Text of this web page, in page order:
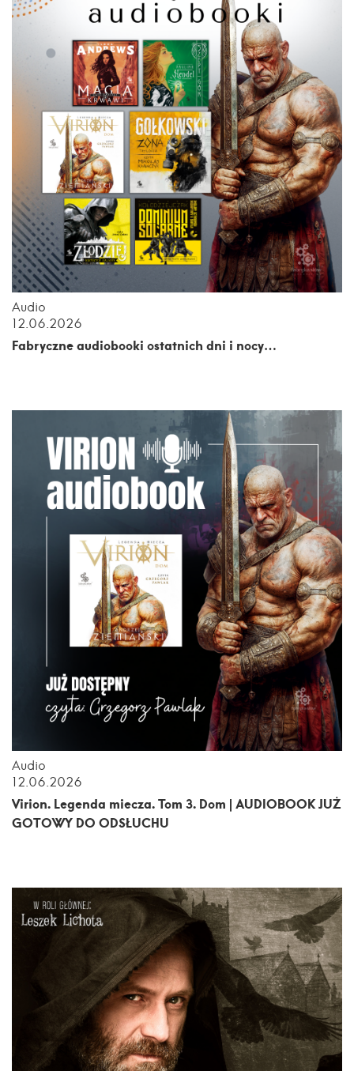
Audio
12.06.2026
Fabryczne audiobooki ostatnich dni i nocy…
Audio
12.06.2026
Virion. Legenda miecza. Tom 3. Dom | AUDIOBOOK JUŻ
GOTOWY DO ODSŁUCHU